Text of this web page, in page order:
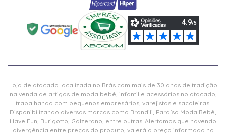
Loja de atacado localizada no Brás com mais de 30 anos de tradição
na venda de artigos de moda bebê, infantil e acessórios no atacado,
trabalhando com pequenos empresários, varejistas e sacoleiras.
Disponibilizando diversas marcas como Brandili, Paraíso Moda Bebê,
Have Fun, Burigotto, Galzerano, entre outras. Alertamos que havendo
divergência entre preços do produto, valerá o preço informado no